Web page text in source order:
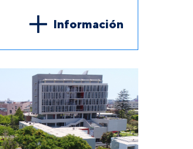
Información